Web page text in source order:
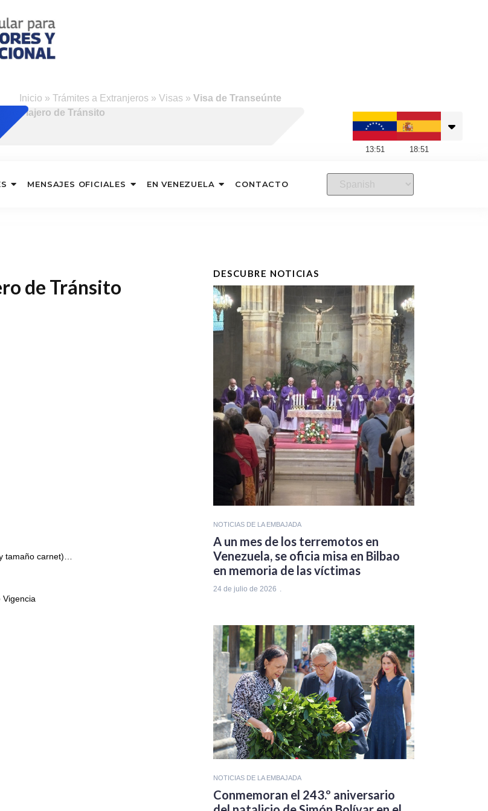
Inicio » Trámites a Extranjeros » Visas » Visa de Transeúnte
Viajero de Tránsito
13:51 18:51
MENSAJES OFICIALES EN VENEZUELA CONTACTO
de Tránsito
tamaño carnet)…
Vigencia
DESCUBRE NOTICIAS
NOTICIAS DE LA EMBAJADA
A un mes de los terremotos en
Venezuela, se oficia misa en Bilbao
en memoria de las víctimas
24 de julio de 2026
NOTICIAS DE LA EMBAJADA
Conmemoran el 243.º aniversario